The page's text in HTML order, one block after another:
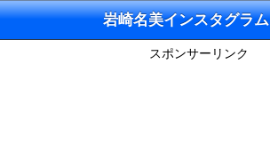
岩崎名美インスタグラム
スポンサーリンク